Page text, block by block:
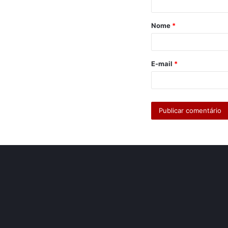
á
r
*
Nome *
E-mail *